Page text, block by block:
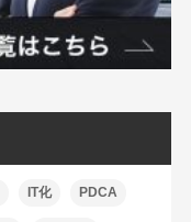
IT化 PDCA